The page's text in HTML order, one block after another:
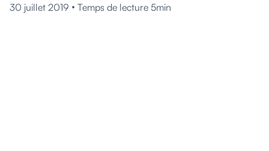
30 juillet 2019 • Temps de lecture 5min